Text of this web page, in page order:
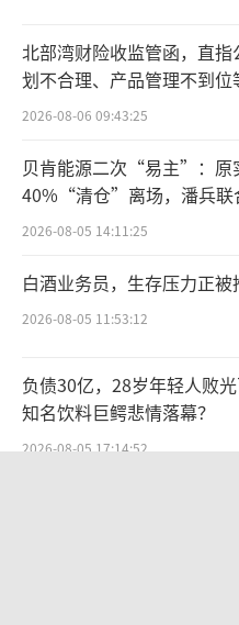
授权门店2464家。
虽然已在山东省
国”的野心。
自上市以来，公
规模，一边频伸并
力。
河泰耀100%，一举
市西海岸新区的198
北部湾财险收监管函，直指
划不合理、产品管理不到
点”
2026-08-06 09:43:25
贝肯能源二次“易主”：原
40%“清仓”离场，潘兵联
宏科百世拟入主
2026-08-05 14:11:25
白酒业务员，生存压力正被
2026-08-05 11:53:12
负债30亿，28岁年轻人败光
知名饮料巨鳄悲情落幕？
2026-08-05 17:14:52